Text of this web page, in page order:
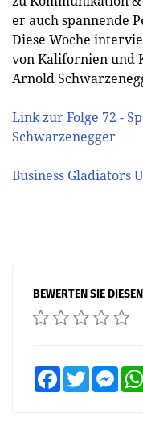
er auch spannende
Diese Woche
von Kalifornien und
Arnold
Link zur Folge 72 -
Schwarzenegger
Business Gladiators
BEWERTEN SIE
FacebookTwitter